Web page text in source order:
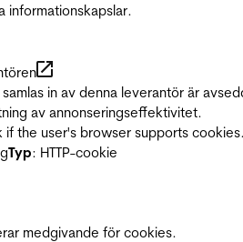
informationskapslar.
in av denna leverantör är
av annonseringseffektivitet.
if the user's browser supports
Typ: HTTP-cookie
medgivande för cookies.